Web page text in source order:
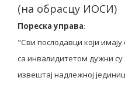
Линкови
О нама
(на обрасцу ИОСИ)
Пореска управа:
"Сви послодавци који
са инвалидитетом дужни су
извештај надлежној